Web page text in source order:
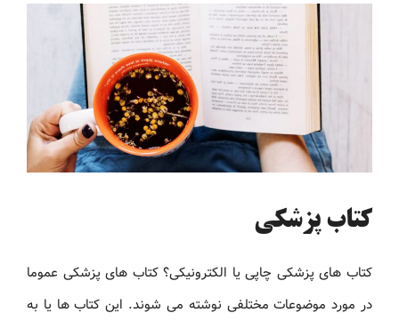
کتاب پزشکی
کتاب های پزشکی چاپی یا الکترونیکی؟ کتاب های پزشکی عموما
در مورد موضوعات مختلفی نوشته می شوند. این کتاب ها یا به